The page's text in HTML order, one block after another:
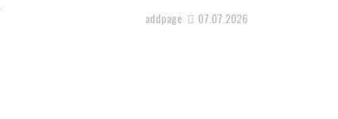
addpage 07.07.2026